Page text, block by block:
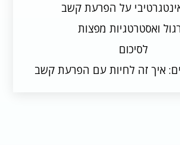
על הפרעת קשב
ואסטרטגיות מפצות
לסיכום
איך זה לחיות עם הפרעת קשב